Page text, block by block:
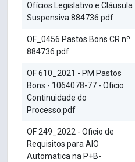
Ofícios Legislativo e Cláusula
Suspensiva 884736.pdf
OF_0456 Pastos Bons CR nº
884736.pdf
OF 610_2021 - PM Pastos
Bons - 1064078-77 - Oficio
Continuidade do
Processo.pdf
OF 249_2022 - Oficio de
Requisitos para AIO
Automatica na P+B-